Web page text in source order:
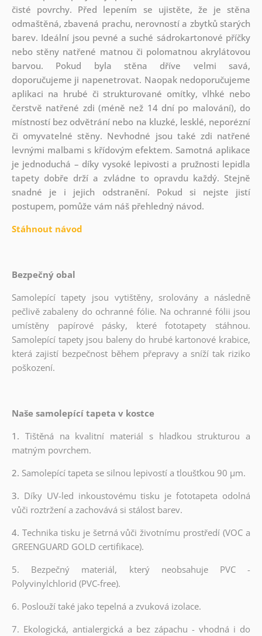
čisté povrchy. Před lepením se ujistěte, že je stěna
odmaštěná, zbavená prachu, nerovností a zbytků starých
barev. Ideální jsou pevné a suché sádrokartonové příčky
nebo stěny natřené matnou či polomatnou akrylátovou
barvou. Pokud byla stěna dříve velmi savá,
doporučujeme ji napenetrovat. Naopak nedoporučujeme
aplikaci na hrubé či strukturované omítky, vlhké nebo
čerstvě natřené zdi (méně než 14 dní po malování), do
místností bez odvětrání nebo na kluzké, lesklé, neporézní
či omyvatelné stěny. Nevhodné jsou také zdi natřené
levnými malbami s křídovým efektem. Samotná aplikace
je jednoduchá – díky vysoké lepivosti a pružnosti lepidla
tapety dobře drží a zvládne to opravdu každý. Stejně
snadné je i jejich odstranění. Pokud si nejste jistí
postupem, pomůže vám náš přehledný návod.
Stáhnout návod
Bezpečný obal
Samolepící tapety jsou vytištěny, srolovány a následně
pečlivě zabaleny do ochranné fólie. Na ochranné fólii jsou
umístěny papírové pásky, které fototapety stáhnou.
Samolepící tapety jsou baleny do hrubé kartonové krabice,
která zajistí bezpečnost během přepravy a sníží tak riziko
poškození.
Naše samolepící tapeta v kostce
1. Tištěná na kvalitní materiál s hladkou strukturou a
matným povrchem.
2. Samolepící tapeta se silnou lepivostí a tloušťkou 90 µm.
3. Díky UV-led inkoustovému tisku je fototapeta odolná
vůči roztržení a zachovává si stálost barev.
4. Technika tisku je šetrná vůči životnímu prostředí (VOC a
GREENGUARD GOLD certifikace).
5. Bezpečný materiál, který neobsahuje PVC -
Polyvinylchlorid (PVC-free).
6. Poslouží také jako tepelná a zvuková izolace.
7. Ekologická, antialergická a bez zápachu - vhodná i do